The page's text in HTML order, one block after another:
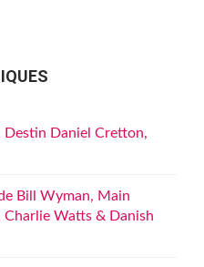
Destin Daniel Cretton,
Bill Wyman, Main
Watts & Danish